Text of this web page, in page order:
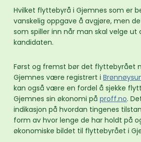
Hvilket flyttebyrå i Gjemnes som er
vanskelig oppgave å avgjøre, men
som spiller inn når man skal velge ut
kandidaten.
Først og fremst bør det flyttebyrået
Gjemnes være registrert i
kan også være en fordel å sjekke
Gjemnes sin økonomi på proff.no.
indikasjon på hvordan tingenes
form av hvor lenge de har holdt på
økonomiske bildet til flyttebyrået i